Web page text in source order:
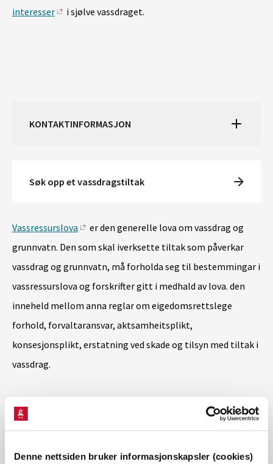
Denne nettsiden bruker informasjonskapsler (cookies)
interesser
i sjølve vassdraget.
KONTAKTINFORMASJON
Søk opp et vassdragstiltak
Vassressurslova
er den generelle lova om vassdrag og
grunnvatn. Den som skal iverksette tiltak som påverkar
vassdrag og grunnvatn, må forholda seg til bestemmingar i
vassressurslova og forskrifter gitt i medhald av lova. den
inneheld mellom anna reglar om eigedomsrettslege
forhold, forvaltaransvar, aktsamheitsplikt,
konsesjonsplikt, erstatning ved skade og tilsyn med tiltak i
vassdrag.
Vassdragstiltak skal planleggast og gjennomførast slik at